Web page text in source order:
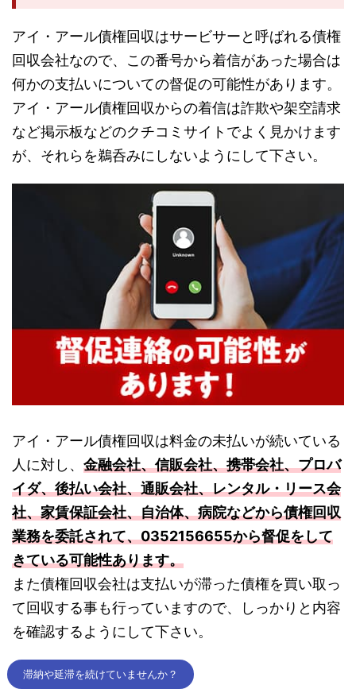
アイ・アール債権回収はサービサーと呼ばれる債権
回収会社なので、この番号から着信があった場合は
何かの支払いについての督促の可能性があります。
アイ・アール債権回収からの着信は詐欺や架空請求
など掲示板などのクチコミサイトでよく見かけます
が、それらを鵜呑みにしないようにして下さい。
アイ・アール債権回収は料金の未払いが続いている
人に対し、 金融会社、信販会社、携帯会社、プロバ
イダ、後払い会社、通販会社、レンタル・リース会
社、家賃保証会社、自治体、病院などから債権回収
業務を委託されて、0352156655から督促をして
きている可能性あります。
また債権回収会社は支払いが滞った債権を買い取っ
て回収する事も行っていますので、しっかりと内容
を確認するようにして下さい。
滞納や延滞を続けていませんか？